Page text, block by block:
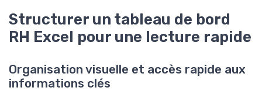
Structurer un tableau de bord
RH Excel pour une lecture rapide
Organisation visuelle et accès rapide aux
informations clés